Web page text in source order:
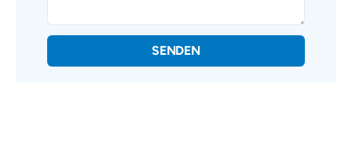
SENDEN